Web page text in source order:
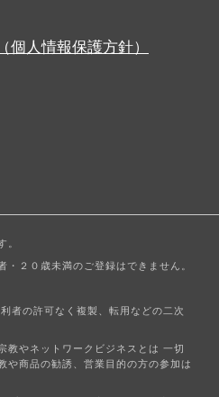
個人情報保護方針）
。
２０歳未満のご登録はできません。
者の許可なく複製、転用などの二次
やネットワークビジネスとは 一切
や商品の勧誘、営業目的の方の参加は